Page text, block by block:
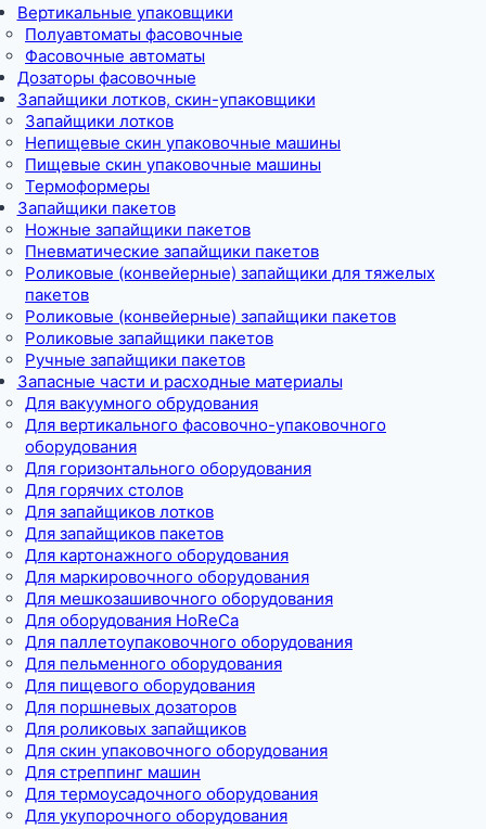
Вертикальные упаковщики
Полуавтоматы фасовочные
Фасовочные автоматы
Дозаторы фасовочные
Запайщики лотков, скин-упаковщики
Запайщики лотков
Непищевые скин упаковочные машины
Пищевые скин упаковочные машины
Термоформеры
Запайщики пакетов
Ножные запайщики пакетов
Пневматические запайщики пакетов
Роликовые (конвейерные) запайщики для тяжелых
пакетов
Роликовые (конвейерные) запайщики пакетов
Роликовые запайщики пакетов
Ручные запайщики пакетов
Запасные части и расходные материалы
Для вакуумного обрудования
Для вертикального фасовочно-упаковочного
оборудования
Для горизонтального оборудования
Для горячих столов
Для запайщиков лотков
Для запайщиков пакетов
Для картонажного оборудования
Для маркировочного оборудования
Для мешкозашивочного оборудования
Для оборудования HoReCa
Для паллетоупаковочного оборудования
Для пельменного оборудования
Для пищевого оборудования
Для поршневых дозаторов
Для роликовых запайщиков
Для скин упаковочного оборудования
Для стреппинг машин
Для термоусадочного оборудования
Для укупорочного оборудования